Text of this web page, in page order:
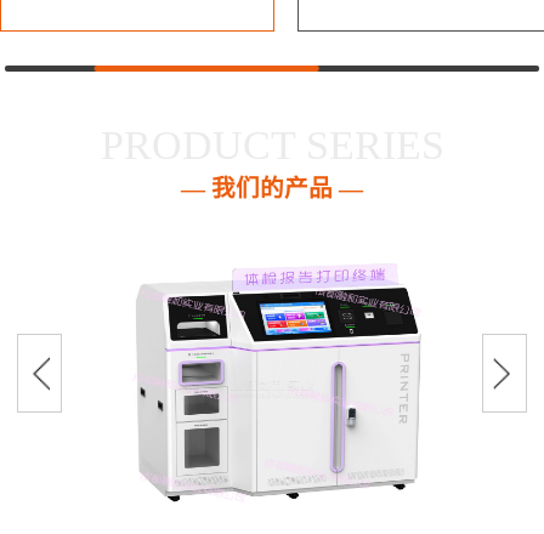
— 我们的产品 —